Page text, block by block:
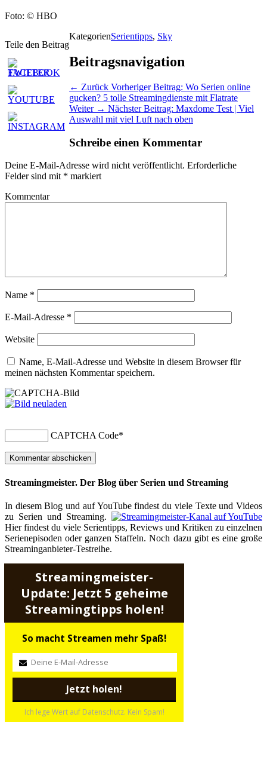
Foto: © HBO
Teile den Beitrag
KategorienSerientipps, Sky
Beitragsnavigation
← Zurück Vorheriger Beitrag: Wo Serien online
gucken? 5 tolle Streamingdienste mit Flatrate
Weiter → Nächster Beitrag: Maxdome Test | Viel
Auswahl mit viel Luft nach oben
Schreibe einen Kommentar
Deine E-Mail-Adresse wird nicht veröffentlicht. Erforderliche
Felder sind mit * markiert
Kommentar
Name *
E-Mail-Adresse *
Website
Name, E-Mail-Adresse und Website in diesem Browser für
meinen nächsten Kommentar speichern.
CAPTCHA Code*
Streamingmeister. Der Blog über Serien und Streaming
In diesem Blog und auf YouTube findest du viele Texte und Videos
zu Serien und Streaming.
Hier findest du viele Serientipps, Reviews und Kritiken zu einzelnen
Serienepisoden oder ganzen Staffeln. Noch dazu gibt es eine große
Streaminganbieter-Testreihe.
Streamingmeister-
Update: Jetzt 5 geheime
Streamingtipps holen!
So macht Streamen mehr Spaß!
Ich lege Wert auf Datenschutz. Kein Spam!